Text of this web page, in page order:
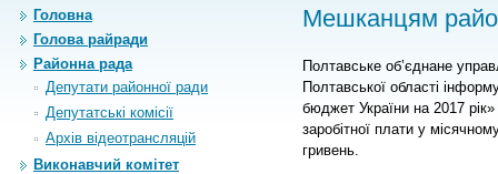
Головна
Голова райради
Районна рада
Депутати районної ради
Депутатські комісії
Архiв вiдеотрансляцiй
Виконавчий комітет
Мешканцям
Полтавське об’єднане
Полтавської області
бюджет України на 2017
заробітної плати у
гривень.